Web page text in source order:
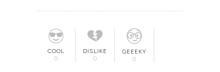
COOL
0
DISLIKE
0
GEEEKY
0